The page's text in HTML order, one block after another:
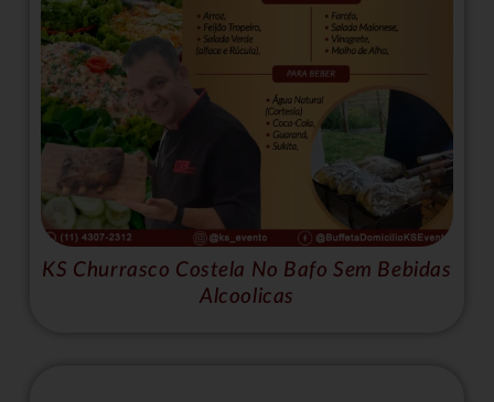
KS Churrasco Costela No Bafo Sem Bebidas
Alcoolicas